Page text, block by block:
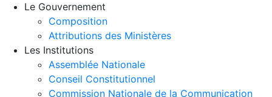
Le Gouvernement
Composition
Attributions des Ministères
Les Institutions
Assemblée Nationale
Conseil Constitutionnel
Commission Nationale de la Communication